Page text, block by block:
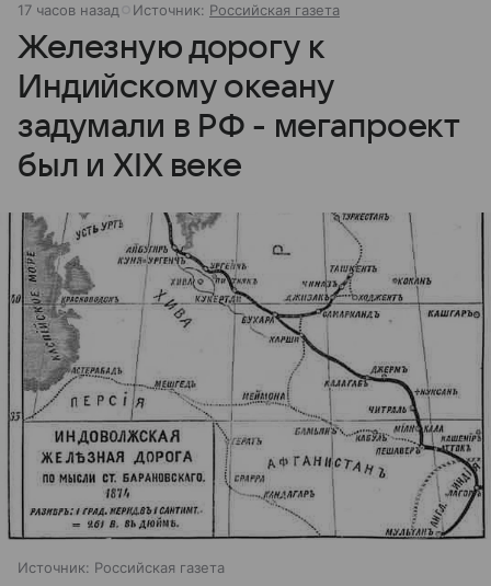
17 часов назад Источник: Российская газета
Железную дорогу к
Индийскому океану
задумали в РФ - мегапроект
был и XIX веке
Источник: Российская газета